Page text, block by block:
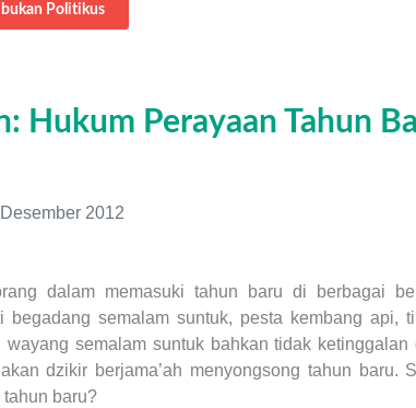
Politikus
Hukum Perayaan Tahun
2012
dalam memasuki tahun baru di berbagai
begadang semalam suntuk, pesta kembang api,
wayang semalam suntuk bahkan tidak
dzikir berjama’ah menyongsong tahun baru.
baru?